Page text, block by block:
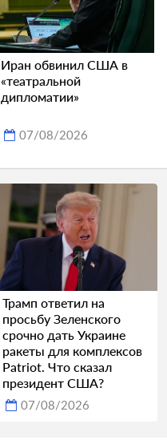
Иран обвинил США в
«театральной
дипломатии»
07/08/2026
Трамп ответил на
просьбу Зеленского
срочно дать Украине
ракеты для комплексов
Patriot. Что сказал
президент США?
07/08/2026